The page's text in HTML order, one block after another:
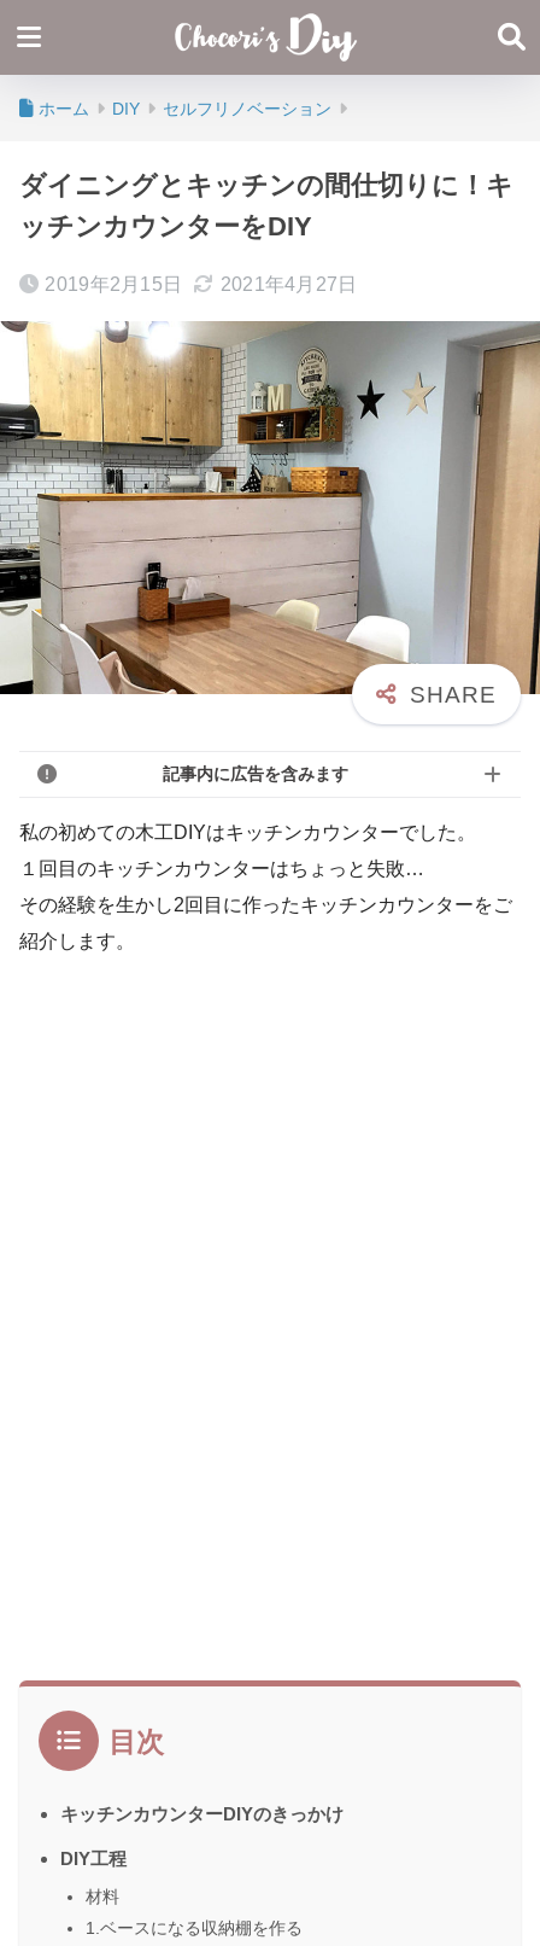
ホーム DIY セルフリノベーション
ダイニングとキッチンの間仕切りに！キ
ッチンカウンターをDIY
2019年2月15日 2021年4月27日
記事内に広告を含みます
私の初めての木工DIYはキッチンカウンターでした。
１回目のキッチンカウンターはちょっと失敗…
その経験を生かし2回目に作ったキッチンカウンターをご
紹介します。
目次
キッチンカウンターDIYのきっかけ
DIY工程
材料
1.ベースになる収納棚を作る